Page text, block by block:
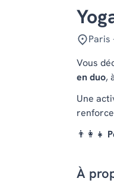
Paris
Vous
en duo,
Une
👨‍👩‍👧
À